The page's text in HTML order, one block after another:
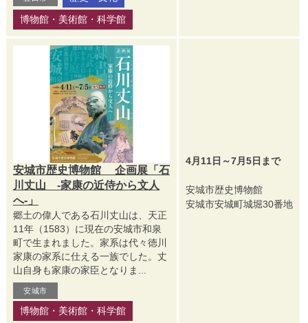
博物館・美術館・科学館
安城市歴史博物館 企画展「石
川丈山 -家康の近侍から文人
へ-」
郷土の偉人である石川丈山は、天正
11年（1583）に現在の安城市和泉
町で生まれました。家系は代々徳川
家康の家系に仕える一族でした。丈
山自身も家康の家臣となりま...
安城市
博物館・美術館・科学館
4月11日～7月5日まで
安城市歴史博物館
安城市安城町城堀30番地